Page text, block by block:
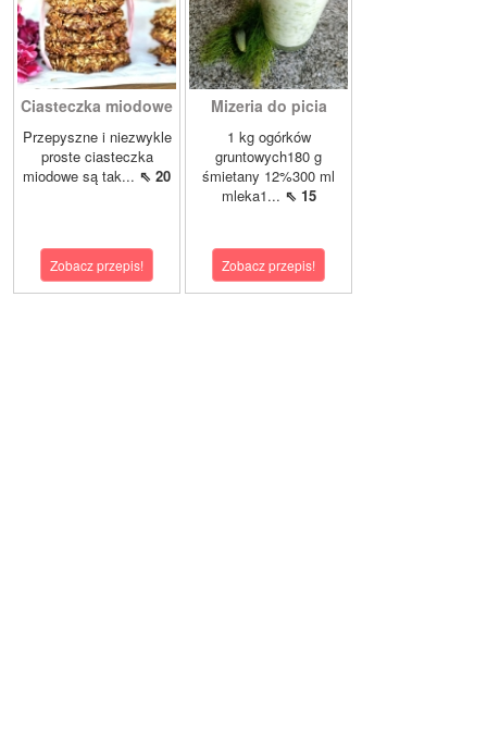
Ciasteczka miodowe
Przepyszne i niezwykle
proste ciasteczka
miodowe są tak... ⇖ 20
Zobacz przepis!
Mizeria do picia
1 kg ogórków
gruntowych180 g
śmietany 12%300 ml
mleka1... ⇖ 15
Zobacz przepis!